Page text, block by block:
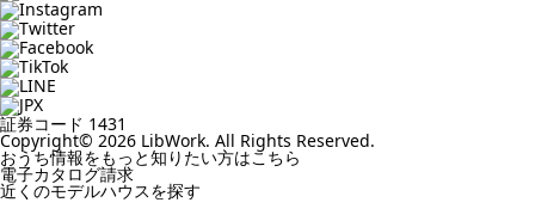
証券コード 1431
Copyright© 2026 LibWork. All Rights Reserved.
おうち情報をもっと知りたい方はこちら
電子カタログ請求
近くのモデルハウスを探す